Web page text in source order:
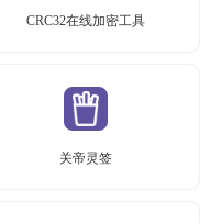
CRC32在线加密工具
关帝灵签